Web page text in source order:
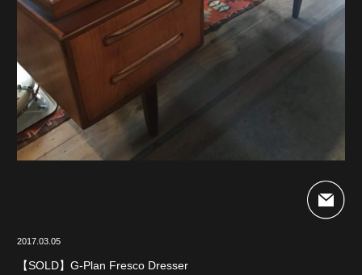
2017.03.05
【SOLD】G-Plan Fresco Dresser